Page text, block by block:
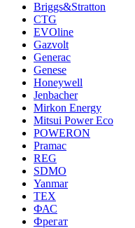
Briggs&Stratton
CTG
EVOline
Gazvolt
Generac
Genese
Honeywell
Jenbacher
Mirkon Energy
Mitsui Power Eco
POWERON
Pramac
REG
SDMO
Yanmar
ТЕХ
ФАС
Фрегат